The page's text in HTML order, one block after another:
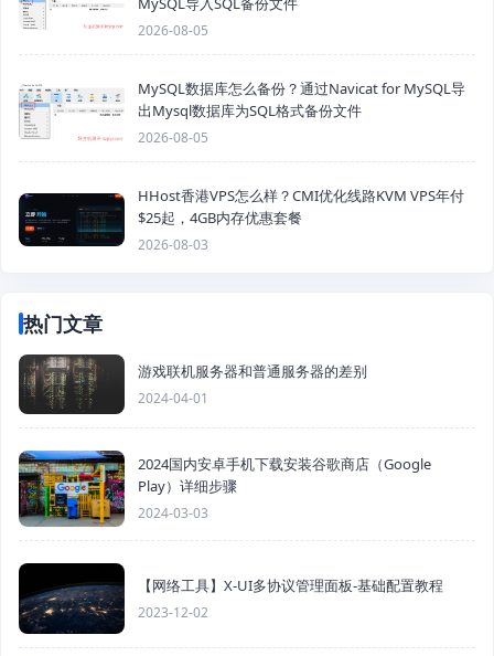
2026-08-05
MySQL数据库怎么备份？通过Navicat for MySQL导
出Mysql数据库为SQL格式备份文件
2026-08-05
HHost香港VPS怎么样？CMI优化线路KVM VPS年付
$25起，4GB内存优惠套餐
2026-08-03
热门文章
游戏联机服务器和普通服务器的差别
2024-04-01
2024国内安卓手机下载安装谷歌商店（Google
Play）详细步骤
2024-03-03
【网络工具】X-UI多协议管理面板-基础配置教程
2023-12-02